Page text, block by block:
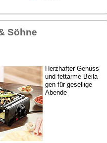
Söh­ne
Herz­haf­ter Ge­nuss
und fett­ar­me Bei­la­
gen für ge­sel­li­ge
Aben­de